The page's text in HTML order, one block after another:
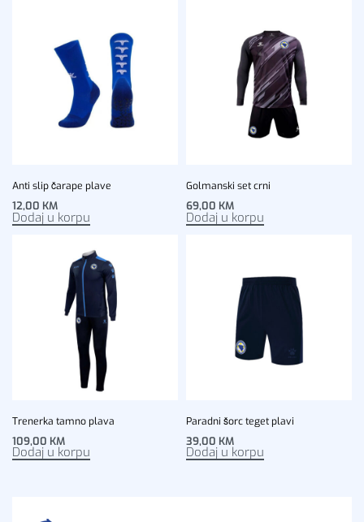
Anti slip čarape plave
12,00 KM
Dodaj u korpu
Golmanski set crni
69,00 KM
Dodaj u korpu
Trenerka tamno plava
109,00 KM
Dodaj u korpu
Paradni šorc teget plavi
39,00 KM
Dodaj u korpu